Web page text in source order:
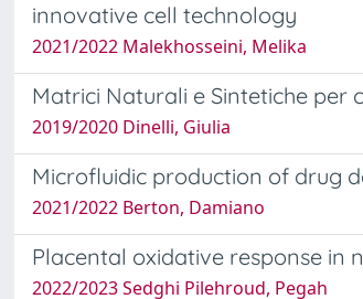
innovative cell technology
2021/2022 Malekhosseini, Melika
Matrici Naturali e Sintetiche per
2019/2020 Dinelli, Giulia
Microfluidic production of drug
2021/2022 Berton, Damiano
Placental oxidative response in
2022/2023 Sedghi Pilehroud, Pegah